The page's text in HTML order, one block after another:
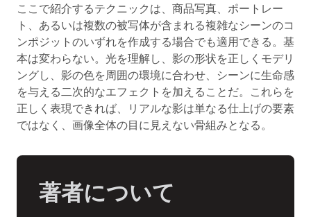
ここで紹介するテクニックは、商品写真、ポートレー
ト、あるいは複数の被写体が含まれる複雑なシーンのコ
ンポジットのいずれを作成する場合でも適用できる。基
本は変わらない。光を理解し、影の形状を正しくモデリ
ングし、影の色を周囲の環境に合わせ、シーンに生命感
を与える二次的なエフェクトを加えることだ。これらを
正しく表現できれば、リアルな影は単なる仕上げの要素
ではなく、画像全体の目に見えない骨組みとなる。
著者について